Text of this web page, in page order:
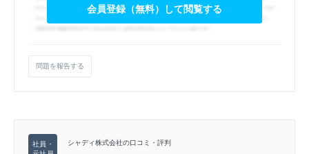
会員登録（無料）して閲覧する
問題を報告する
シャディ株式会社の口コミ・評判